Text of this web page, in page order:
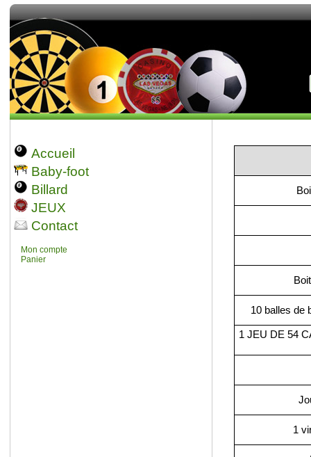
Accueil
Baby-foot
Billard
JEUX
Contact
Mon compte
Panier
10 balles de
1 JEU DE 54
1